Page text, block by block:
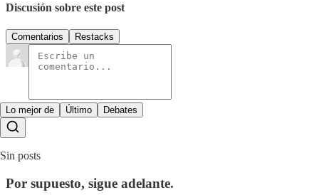
Discusión sobre este post
Comentarios Restacks
Lo mejor de Último Debates
Sin posts
Por supuesto, sigue adelante.